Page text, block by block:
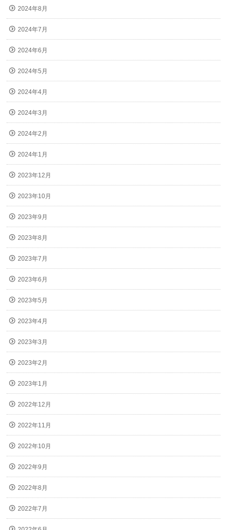
2024年8月
2024年7月
2024年6月
2024年5月
2024年4月
2024年3月
2024年2月
2024年1月
2023年12月
2023年10月
2023年9月
2023年8月
2023年7月
2023年6月
2023年5月
2023年4月
2023年3月
2023年2月
2023年1月
2022年12月
2022年11月
2022年10月
2022年9月
2022年8月
2022年7月